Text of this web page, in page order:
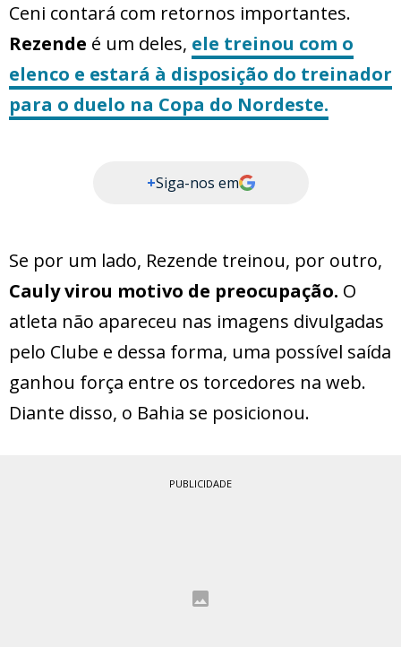
Ceni contará com retornos importantes.
Rezende é um deles, ele treinou com o
elenco e estará à disposição do treinador
para o duelo na Copa do Nordeste.
+Siga-nos em
Se por um lado, Rezende treinou, por outro,
Cauly virou motivo de preocupação. O
atleta não apareceu nas imagens divulgadas
pelo Clube e dessa forma, uma possível saída
ganhou força entre os torcedores na web.
Diante disso, o Bahia se posicionou.
PUBLICIDADE